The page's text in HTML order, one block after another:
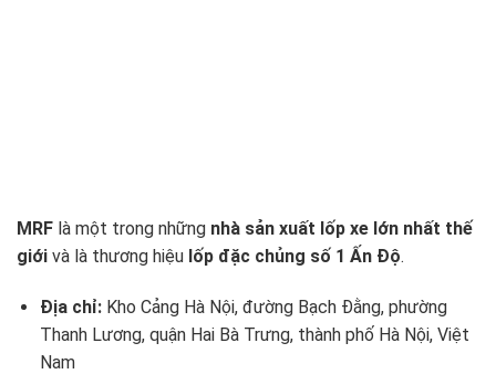
MRF là một trong những nhà sản xuất lốp xe lớn nhất thế
giới và là thương hiệu lốp đặc chủng số 1 Ấn Độ.
Địa chỉ:Kho Cảng Hà Nội, đường Bạch Đằng, phường
Thanh Lương, quận Hai Bà Trưng, thành phố Hà Nội, Việt
Nam